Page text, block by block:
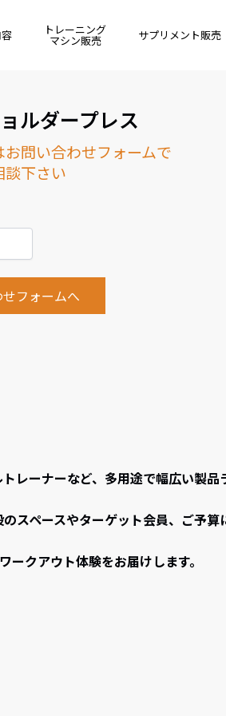
トレーニング
マシン販売 サプリメント販売
ルダープレス
問い合わせフォームで
談下さい
フォームへ
レーナーなど、多用途で幅広い製品
スペースやターゲット会員、ご予
クアウト体験をお届けします。